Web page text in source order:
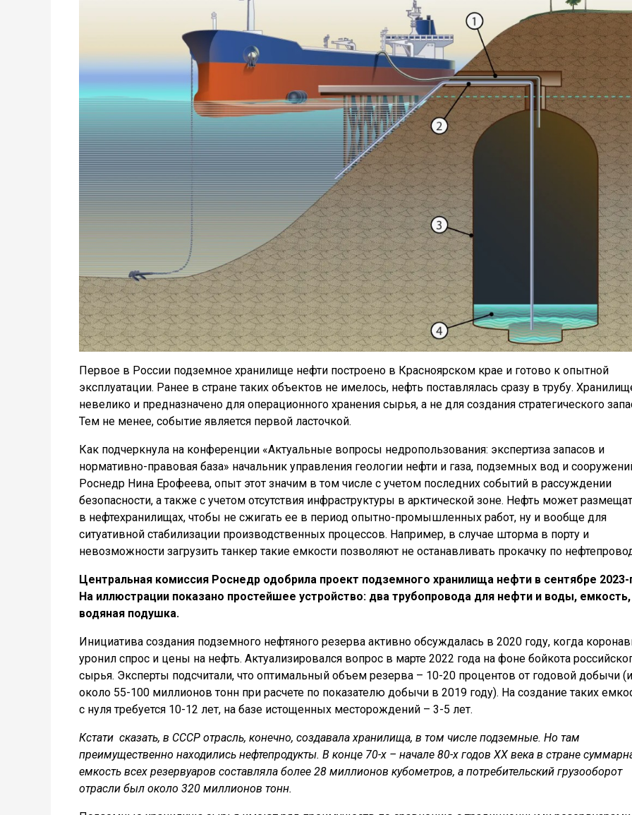
Первое в России подземное хранилище нефти построено в Красноярском крае и готово к опытной
эксплуатации. Ранее в стране таких объектов не имелось, нефть поставлялась сразу в трубу.
невелико и предназначено для операционного хранения сырья, а не для создания стратегического
Тем не менее, событие является первой ласточкой.
Как подчеркнула на конференции «Актуальные вопросы недропользования: экспертиза запасов и
нормативно-правовая база» начальник управления геологии нефти и газа, подземных вод и
Роснедр Нина Ерофеева, опыт этот значим в том числе с учетом последних событий в рассуждении
безопасности, а также с учетом отсутствия инфраструктуры в арктической зоне. Нефть может
в нефтехранилищах, чтобы не сжигать ее в период опытно-промышленных работ, ну и вообще для
ситуативной стабилизации производственных процессов. Например, в случае шторма в порту и
невозможности загрузить танкер такие емкости позволяют не останавливать прокачку по
Центральная комиссия Роснедр одобрила проект подземного хранилища нефти в сентябре 2023-
На иллюстрации показано простейшее устройство: два трубопровода для нефти и воды, емкость,
водяная подушка.
Инициатива создания подземного нефтяного резерва активно обсуждалась в 2020 году, когда
уронил спрос и цены на нефть. Актуализировался вопрос в марте 2022 года на фоне бойкота
сырья. Эксперты подсчитали, что оптимальный объем резерва – 10-20 процентов от годовой добычи
около 55-100 миллионов тонн при расчете по показателю добычи в 2019 году). На создание таких
с нуля требуется 10-12 лет, на базе истощенных месторождений – 3-5 лет.
Кстати сказать, в СССР отрасль, конечно, создавала хранилища, в том числе подземные. Но там
преимущественно находились нефтепродукты. В конце 70-х – начале 80-х годов ХХ века в стране
емкость всех резервуаров составляла более 28 миллионов кубометров, а потребительский грузооборот
отрасли был около 320 миллионов тонн.